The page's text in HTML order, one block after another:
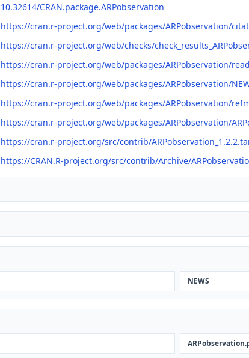
10.32614/CRAN.package.ARPobservation
https://cran.r-project.org/web/packages/ARPobservation/
https://cran.r-project.org/web/checks/
https://cran.r-project.org/web/packages/ARPobservation/
https://cran.r-project.org/web/packages/ARPobservation/
https://cran.r-project.org/web/packages/ARPobservation/
https://cran.r-project.org/web/packages/ARPobservation/
https://cran.r-project.org/src/contrib/
https://CRAN.R-project.org/src/contrib/Archive/
NEWS